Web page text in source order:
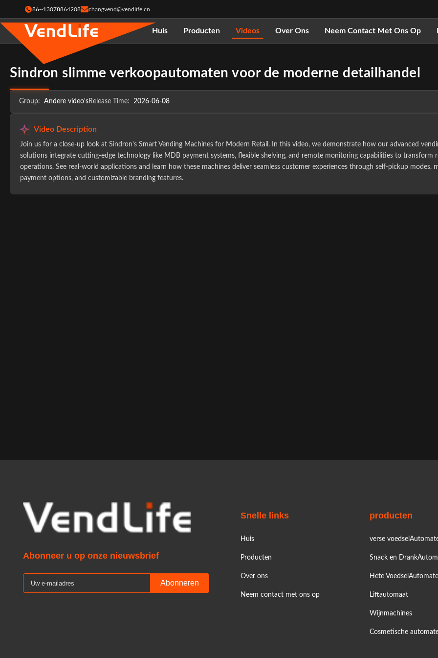
86--13078864208 changvend@vendlife.cn
Huis Producten Videos Over Ons Neem Contact Met Ons Op
Sindron slimme verkoopautomaten voor de moderne detailhandel
Group: Andere video'sRelease Time: 2026-06-08
Video Description
Join us for a close-up look at Sindron's Smart Vending Machines for Modern Retail. In this video, we demonstrate how our advanced
solutions integrate cutting-edge technology like MDB payment systems, flexible shelving, and remote monitoring capabilities to transform
operations. See real-world applications and learn how these machines deliver seamless customer experiences through self-pickup modes,
payment options, and customizable branding features.
Abonneer u op onze nieuwsbrief
Abonneren
Snelle links
Huis
Producten
Over ons
Neem contact met ons op
producten
verse
Snack en
Hete
Liftautomaat
Wijnmachines
Cosmetische